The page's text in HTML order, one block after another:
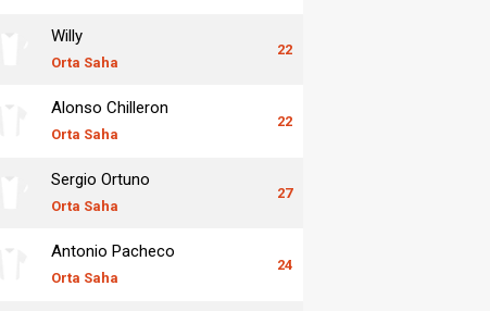
Willy
Orta Saha
22
Alonso Chilleron
Orta Saha
22
Sergio Ortuno
Orta Saha
27
Antonio Pacheco
Orta Saha
24